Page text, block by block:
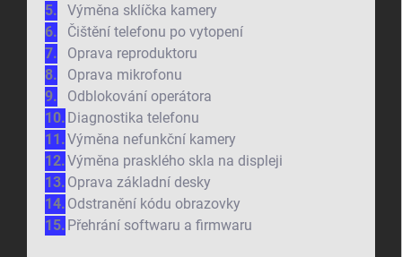
Výměna sklíčka kamery
Čištění telefonu po vytopení
Oprava reproduktoru
Oprava mikrofonu
Odblokování operátora
Diagnostika telefonu
Výměna nefunkční kamery
Výměna prasklého skla na displeji
Oprava základní desky
Odstranění kódu obrazovky
Přehrání softwaru a firmwaru